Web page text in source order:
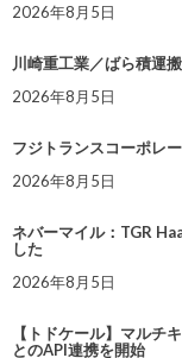
2026年8月5日
川崎重工業／ばら積運
2026年8月5日
フジトランスコーポレ
2026年8月5日
ネバーマイル：TGR
した
2026年8月5日
【トドケール】マルチ
とのAPI連携を開始